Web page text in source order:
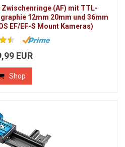
(AF) mit TTL-
12mm 20mm und 36mm
EF/EF-S Mount Kameras)
EUR
Shop